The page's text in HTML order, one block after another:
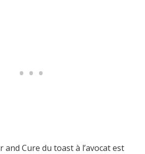
and Cure du toast à l’avocat est